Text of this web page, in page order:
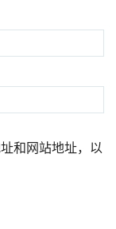
和网站地址，以